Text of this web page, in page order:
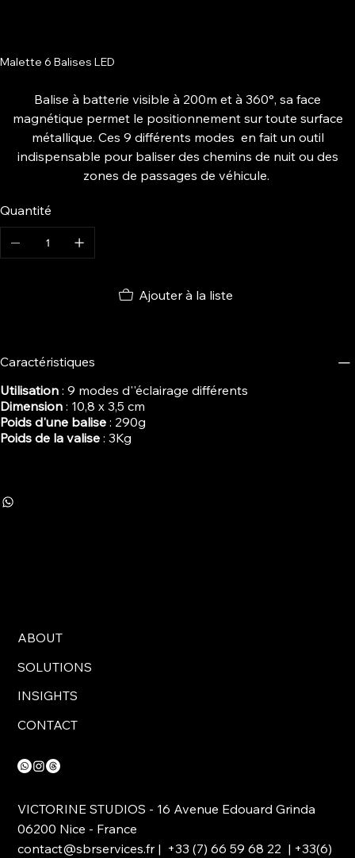
Malette 6 Balises LED
Balise à batterie visible à 200m et à 360°, sa face
magnétique permet le positionnement sur toute surface
métallique. Ces 9 différents modes en fait un outil
indispensable pour baliser des chemins de nuit ou des
zones de passages de véhicule.
Quantité
Ajouter à la liste
Caractéristiques
Utilisation : 9 modes d''éclairage différents
Dimension : 10,8 x 3,5 cm
Poids d'une balise : 290g
Poids de la valise : 3Kg
ABOUT
SOLUTIONS
INSIGHTS
CONTACT
VICTORINE STUDIOS - 16 Avenue Edouard Grinda
06200 Nice - France
contact@sbrservices.fr| +33 (7) 66 59 68 22 | +33(6)